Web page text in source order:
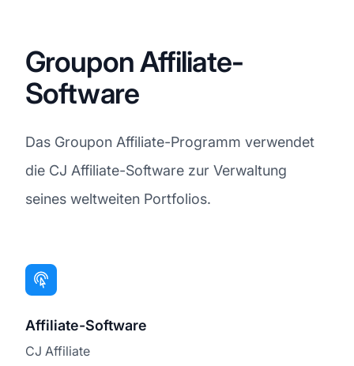
Groupon Affiliate-
Software
Das Groupon Affiliate-Programm verwendet
die CJ Affiliate-Software zur Verwaltung
seines weltweiten Portfolios.
Affiliate-Software
CJ Affiliate